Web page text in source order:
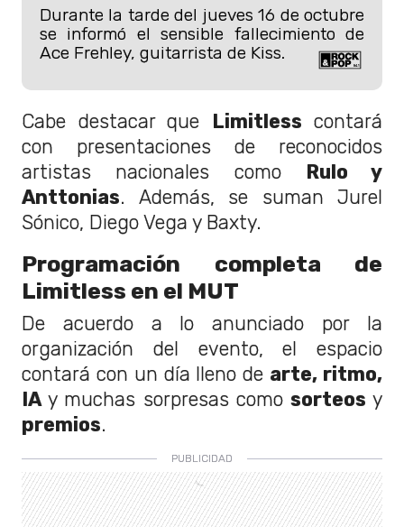
Durante la tarde del jueves 16 de octubre
se informó el sensible fallecimiento de
Ace Frehley, guitarrista de Kiss.
Cabe destacar que Limitless contará
con presentaciones de reconocidos
artistas nacionales como Rulo y
Anttonias. Además, se suman Jurel
Sónico, Diego Vega y Baxty.
Programación completa de
Limitless en el MUT
De acuerdo a lo anunciado por la
organización del evento, el espacio
contará con un día lleno de arte, ritmo,
IAy muchas sorpresas como sorteos y
premios.